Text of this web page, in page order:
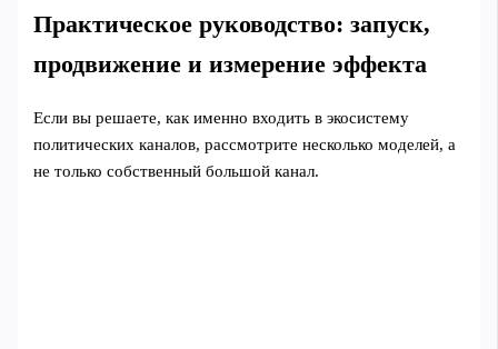
Практическое руководство: запуск,
продвижение и измерение эффекта
Если вы решаете, как именно входить в экосистему
политических каналов, рассмотрите несколько моделей, а
не только собственный большой канал.